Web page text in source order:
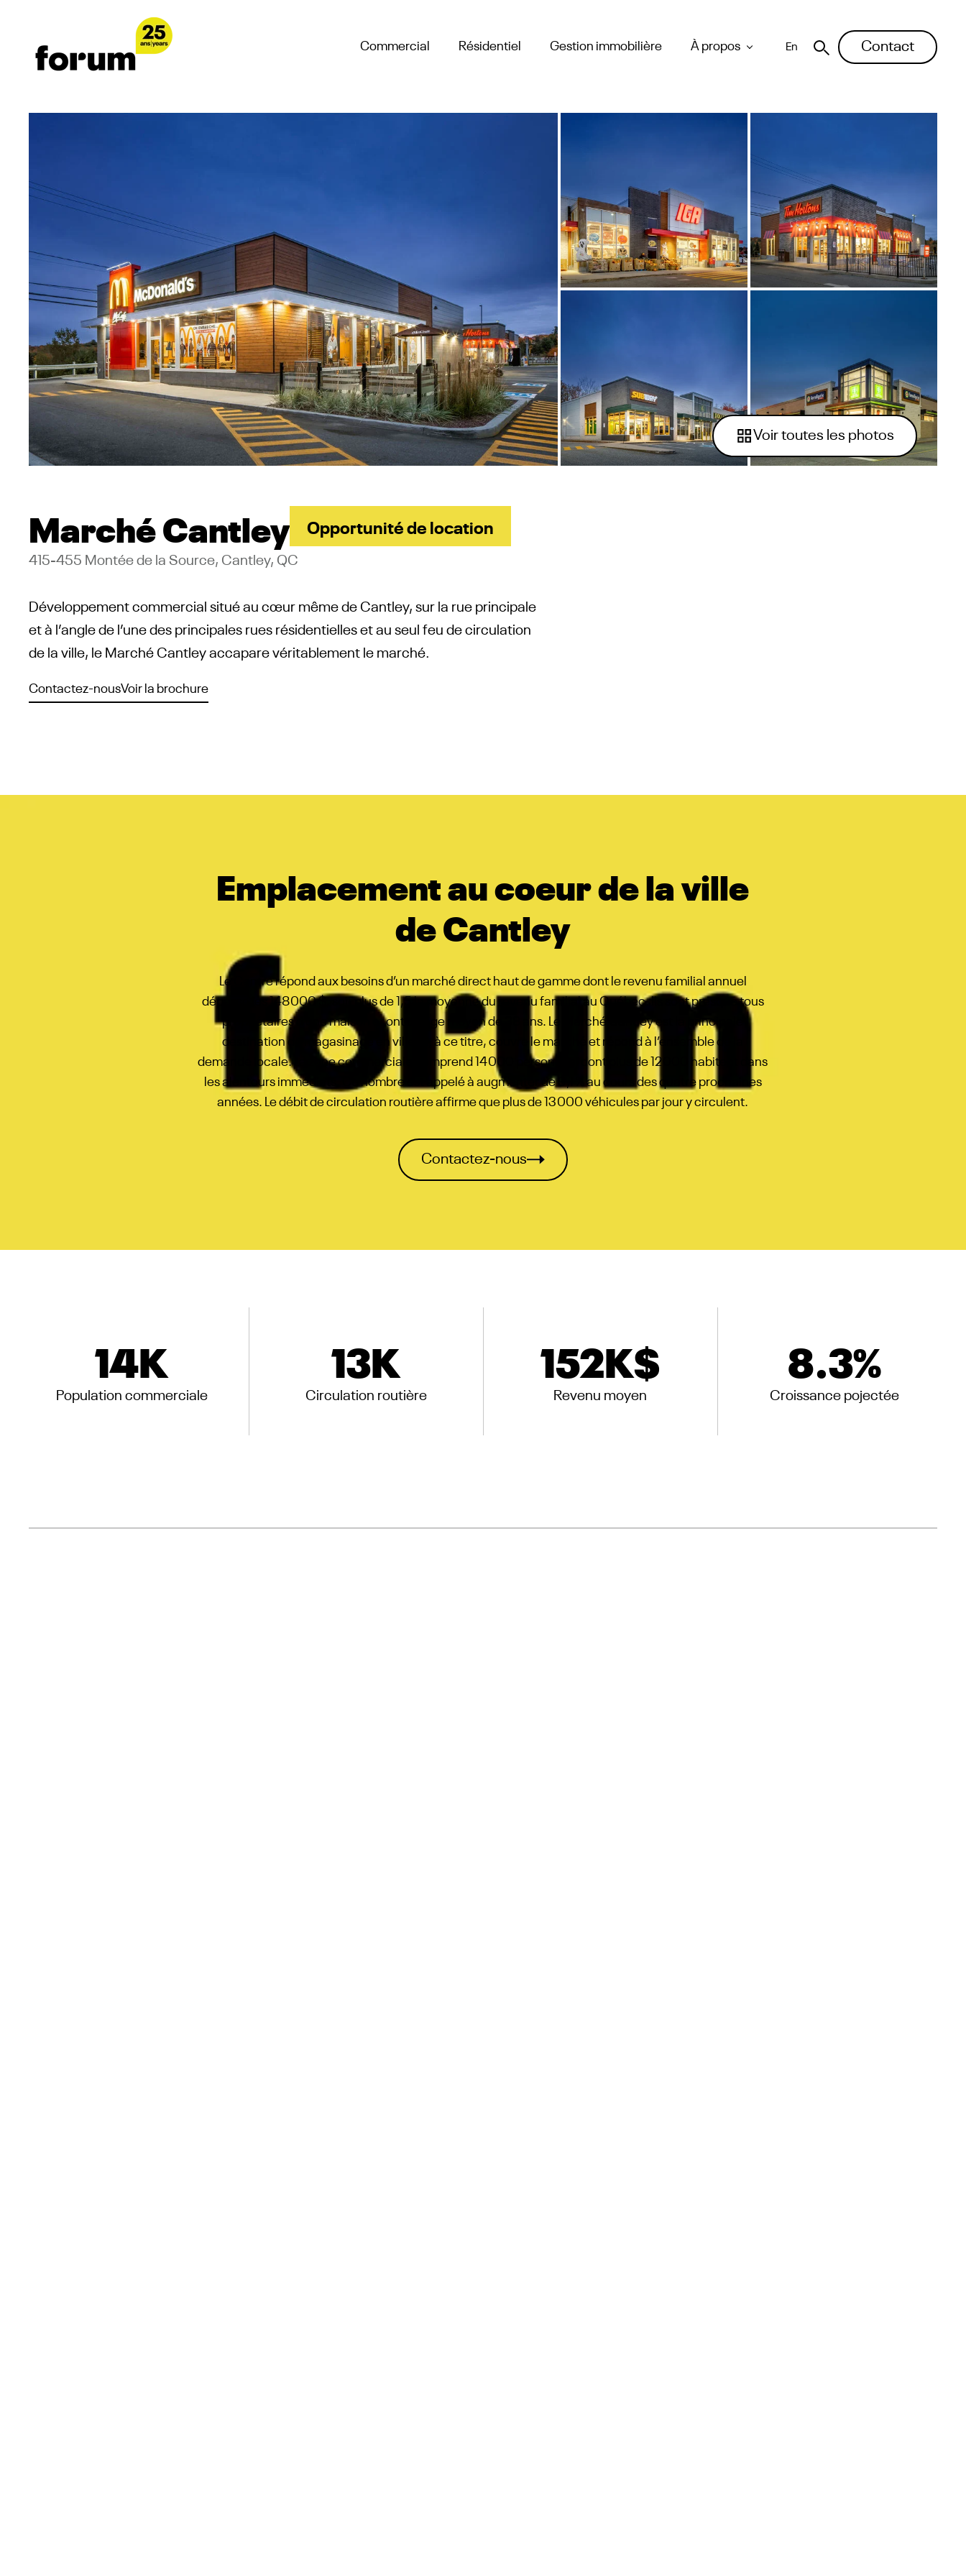
Commercial Résidentiel Gestion immobilière À propos Contact
Voir toutes les photos
Marché Cantley Opportunité de location
415-455 Montée de la Source, Cantley, QC
Développement commercial situé au cœur même de Cantley, sur la rue principale
et à l’angle de l’une des principales rues résidentielles et au seul feu de circulation
de la ville, le Marché Cantley accapare véritablement le marché.
Contactez-nousVoir la brochure
Emplacement au coeur de la ville
de Cantley
Le Centre répond aux besoins d’un marché direct haut de gamme dont le revenu familial annuel
dépasse les 148 000 $, soit plus de 1,5 la moyenne du revenu familial au Québec. Ils sont presque tous
propriétaires d’une maison et ont un âge moyen de 38 ans. Le Marché Cantley est la principale
destination de magasinage en ville et, à ce titre, couvre le marché et répond à l’ensemble de la
demande locale. La zone commerciale comprend 14 000 personnes, dont plus de 12 000 habitent dans
les alentours immédiats. Ce nombre est appelé à augmenter de 9,1 % au cours des quatre prochaines
années. Le débit de circulation routière affirme que plus de 13 000 véhicules par jour y circulent.
Contactez-nous
14K
Population commerciale
13K
Circulation routière
152K$
Revenu moyen
8.3%
Croissance pojectée